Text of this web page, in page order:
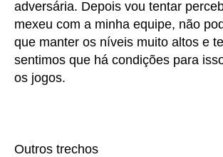
adversária. Depois vou tentar
mexeu com a minha equipe, não
que manter os níveis muito altos e
sentimos que há condições para
os jogos.
Outros trechos